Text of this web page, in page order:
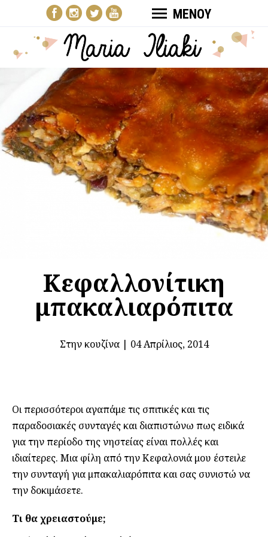
ΜΕΝΟΥ
Κεφαλλονίτικη
μπακαλιαρόπιτα
Στην κουζίνα| 04 Απρίλιος, 2014
Οι περισσότεροι αγαπάμε τις σπιτικές και τις
παραδοσιακές συνταγές και διαπιστώνω πως ειδικά
για την περίοδο της νηστείας είναι πολλές και
ιδιαίτερες. Μια φίλη από την Κεφαλονιά μου έστειλε
την συνταγή για μπακαλιαρόπιτα και σας συνιστώ να
την δοκιμάσετε.
Τι θα χρειαστούμε;